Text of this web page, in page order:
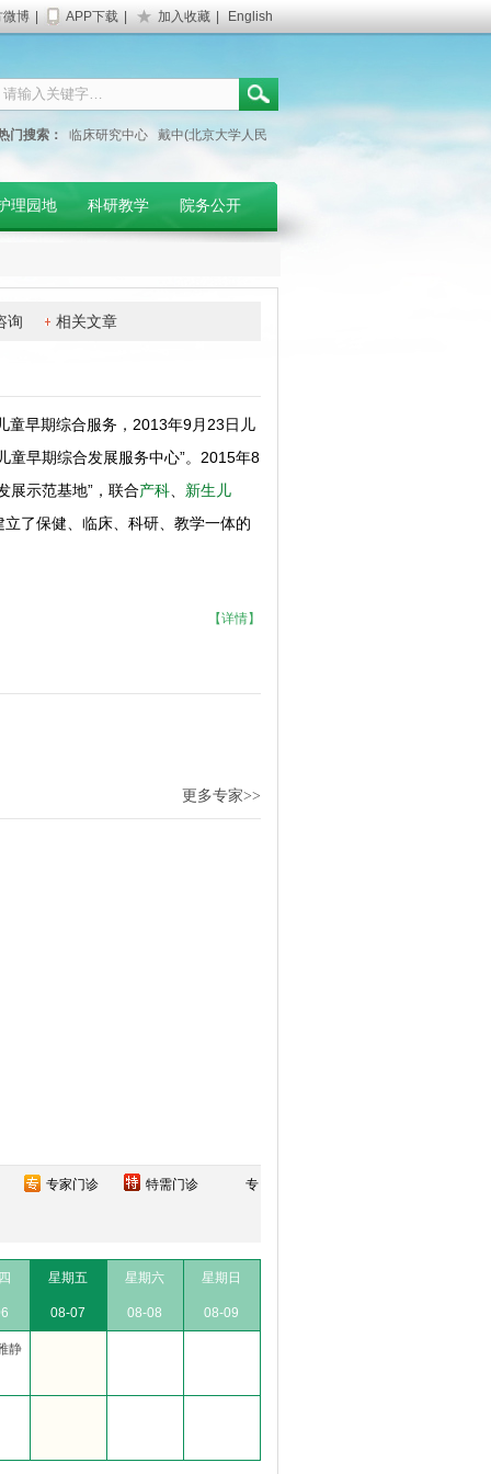
微博 APP下载 加入收藏 English
门搜索： 临床研究中心
戴中(北京大学人民
院专家)
理园地 科研教学 院务公开
询 相关文章
童早期综合服务，2013年9月23日儿
童早期综合发展服务中心”。2015年8
展示范基地”，联合产科、 新生儿
了保健、临床、科研、教学一体的
【详情】
更多专家>>
专家门诊 特需门诊 专
星期五
08-07
星期六
08-08
星期日
08-09
静